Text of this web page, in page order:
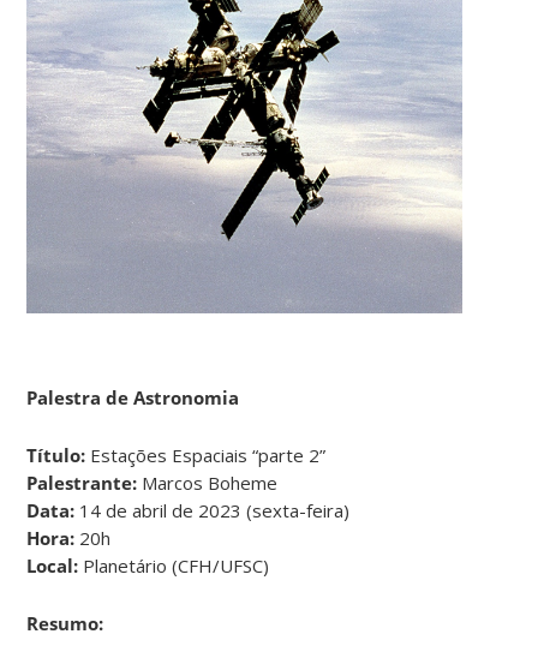
Palestra de Astronomia
Título: Estações Espaciais “parte 2”
Palestrante: Marcos Boheme
Data: 14 de abril de 2023 (sexta-feira)
Hora: 20h
Local: Planetário (CFH/UFSC)
Resumo: